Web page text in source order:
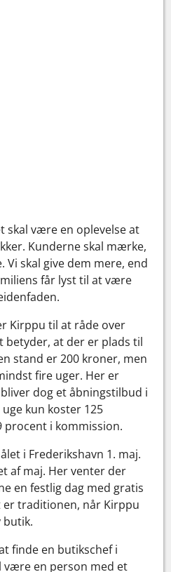
skal være en oplevelse at
Kunderne skal mærke,
Vi skal give dem mere, end
får lyst til at være
Kirppu til at råde over
betyder, at der er plads til
stand er 200 kroner, men
fire uger. Her er
dog et åbningstilbud i
kun koster 125
procent i kommission.
i Frederikshavn 1. maj.
af maj. Her venter der
en festlig dag med gratis
er traditionen, når Kirppu
butik.
finde en butikschef i
være en person med et